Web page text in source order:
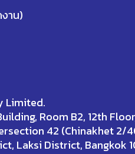
าน)
Limited.
Room B2, 12th
42 (Chinakhet 2/
Laksi District, Bangkok